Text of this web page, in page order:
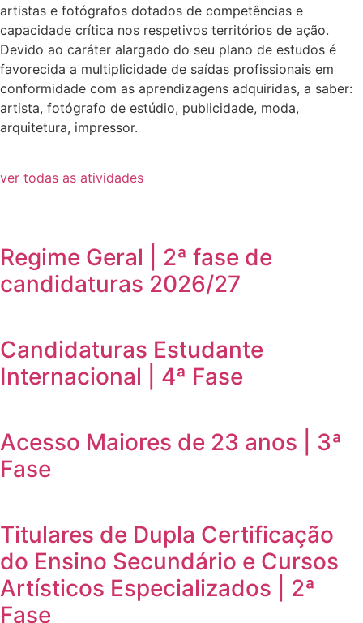
artistas e fotógrafos dotados de competências e
capacidade crítica nos respetivos territórios de ação.
Devido ao caráter alargado do seu plano de estudos é
favorecida a multiplicidade de saídas profissionais em
conformidade com as aprendizagens adquiridas, a saber:
artista, fotógrafo de estúdio, publicidade, moda,
arquitetura, impressor.
ver todas as atividades
Regime Geral | 2ª fase de
candidaturas 2026/27
Candidaturas Estudante
Internacional | 4ª Fase
Acesso Maiores de 23 anos | 3ª
Fase
Titulares de Dupla Certificação
do Ensino Secundário e Cursos
Artísticos Especializados | 2ª
Fase